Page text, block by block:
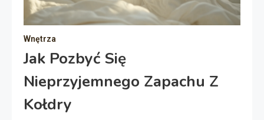
Wnętrza
Jak Pozbyć Się
Nieprzyjemnego Zapachu Z
Kołdry